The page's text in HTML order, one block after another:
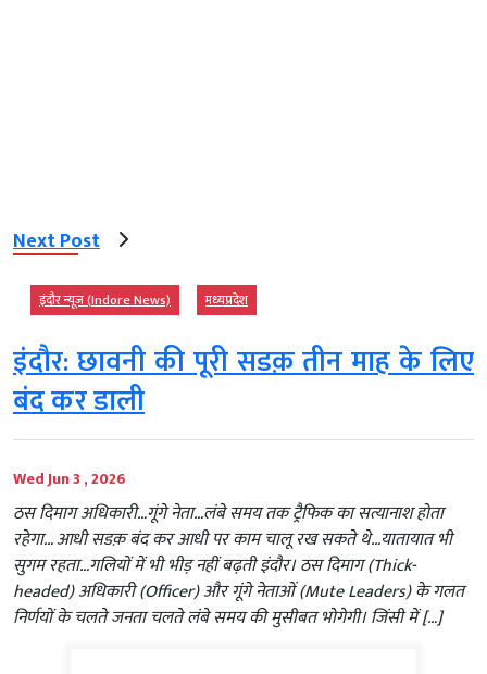
Next Post
इंदौर न्यूज़ (Indore News) मध्‍यप्रदेश
इंदौर: छावनी की पूरी सडक़ तीन माह के लिए
बंद कर डाली
Wed Jun 3 , 2026
ठस दिमाग अधिकारी…गूंगे नेता…लंबे समय तक ट्रैफिक का सत्यानाश होता
रहेगा… आधी सडक़ बंद कर आधी पर काम चालू रख सकते थे…यातायात भी
सुगम रहता…गलियों में भी भीड़ नहीं बढ़ती इंदौर। ठस दिमाग (Thick-
headed) अधिकारी (Officer) और गूंगे नेताओं (Mute Leaders) के गलत
निर्णयों के चलते जनता चलते लंबे समय की मुसीबत भोगेगी। जिंसी में […]